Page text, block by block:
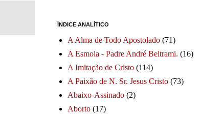
ÍNDICE ANALÍTICO
A Alma de Todo Apostolado (71)
A Esmola - Padre André Beltrami. (16)
A Imitação de Cristo (114)
A Paixão de N. Sr. Jesus Cristo (73)
Abaixo-Assinado (2)
Aborto (17)